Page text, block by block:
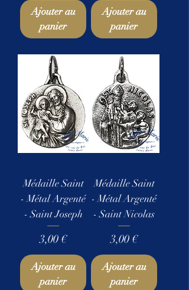
Ajouter au
panier
Ajouter au
panier
Médaille Saint
- Métal Argenté
- Saint Joseph
Prix
3,00 €
Ajouter au
panier
Médaille Saint
- Métal Argenté
- Saint Nicolas
Prix
3,00 €
Ajouter au
panier